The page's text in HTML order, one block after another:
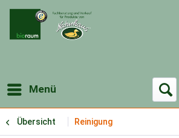
Menü
Übersicht Reinigung